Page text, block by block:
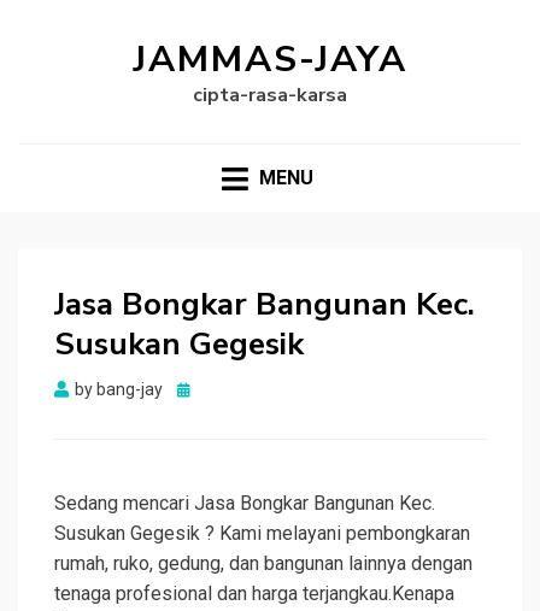
JAMMAS-JAYA
cipta-rasa-karsa
MENU
Jasa Bongkar Bangunan Kec.
Susukan Gegesik
by bang-jay
Posted
Sedang mencari Jasa Bongkar Bangunan Kec.
Susukan Gegesik ? Kami melayani pembongkaran
rumah, ruko, gedung, dan bangunan lainnya dengan
tenaga profesional dan harga terjangkau.Kenapa